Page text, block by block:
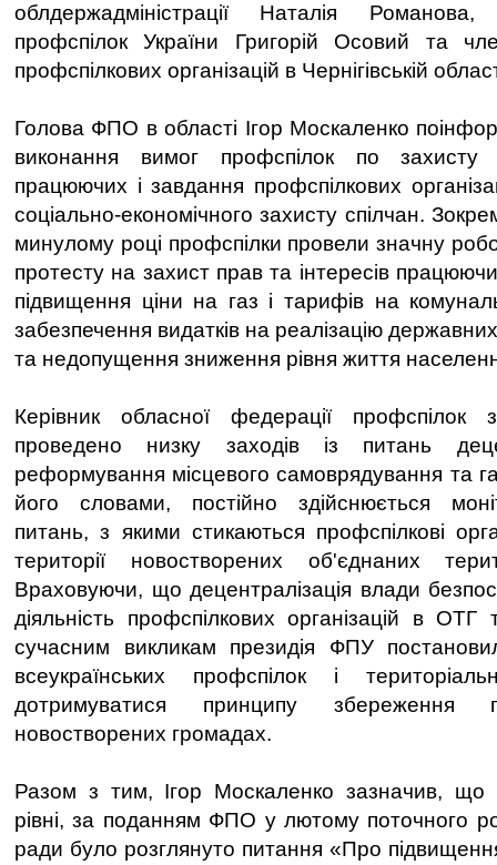
облдержадміністрації Наталія
профспілок України Григорій Осовий та
профспілкових організацій в Чернігівській
Голова ФПО в області Ігор Москаленко
виконання вимог профспілок по захисту
працюючих і завдання профспілкових
соціально-економічного захисту спілчан.
минулому році профспілки провели значну
протесту на захист прав та інтересів
підвищення ціни на газ і тарифів на
забезпечення видатків на реалізацію
та недопущення зниження рівня життя
Керівник обласної федерації
проведено низку заходів із питань
реформування місцевого самоврядування та
його словами, постійно здійснюється
питань, з якими стикаються профспілкові
території новостворених об'єднаних
Враховуючи, що децентралізація влади
діяльність профспілкових організацій в
сучасним викликам президія ФПУ
всеукраїнських профспілок і
дотримуватися принципу збереження
новостворених громадах.
Разом з тим, Ігор Москаленко зазначив, що
рівні, за поданням ФПО у лютому поточного
ради було розглянуто питання «Про